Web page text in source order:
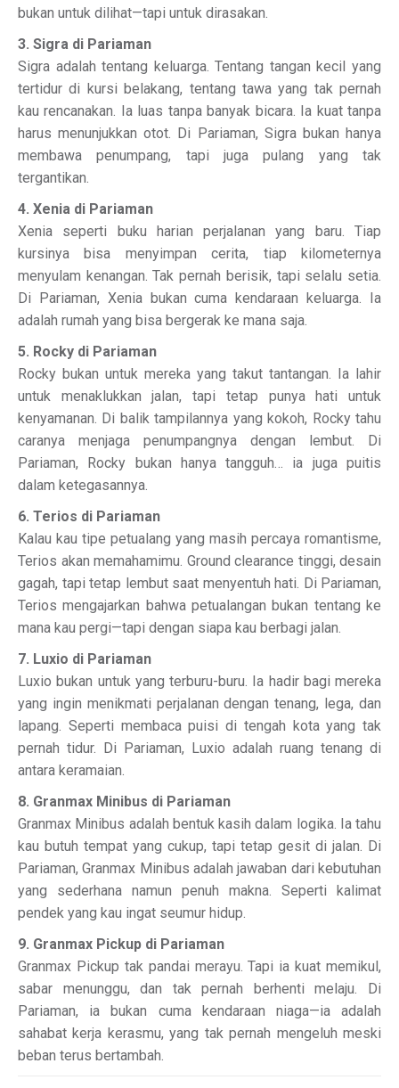
bukan untuk dilihat—tapi untuk dirasakan.
3. Sigra di Pariaman
Sigra adalah tentang keluarga. Tentang tangan kecil yang
tertidur di kursi belakang, tentang tawa yang tak pernah
kau rencanakan. Ia luas tanpa banyak bicara. Ia kuat tanpa
harus menunjukkan otot. Di Pariaman, Sigra bukan hanya
membawa penumpang, tapi juga pulang yang tak
tergantikan.
4. Xenia di Pariaman
Xenia seperti buku harian perjalanan yang baru. Tiap
kursinya bisa menyimpan cerita, tiap kilometernya
menyulam kenangan. Tak pernah berisik, tapi selalu setia.
Di Pariaman, Xenia bukan cuma kendaraan keluarga. Ia
adalah rumah yang bisa bergerak ke mana saja.
5. Rocky di Pariaman
Rocky bukan untuk mereka yang takut tantangan. Ia lahir
untuk menaklukkan jalan, tapi tetap punya hati untuk
kenyamanan. Di balik tampilannya yang kokoh, Rocky tahu
caranya menjaga penumpangnya dengan lembut. Di
Pariaman, Rocky bukan hanya tangguh… ia juga puitis
dalam ketegasannya.
6. Terios di Pariaman
Kalau kau tipe petualang yang masih percaya romantisme,
Terios akan memahamimu. Ground clearance tinggi, desain
gagah, tapi tetap lembut saat menyentuh hati. Di Pariaman,
Terios mengajarkan bahwa petualangan bukan tentang ke
mana kau pergi—tapi dengan siapa kau berbagi jalan.
7. Luxio di Pariaman
Luxio bukan untuk yang terburu-buru. Ia hadir bagi mereka
yang ingin menikmati perjalanan dengan tenang, lega, dan
lapang. Seperti membaca puisi di tengah kota yang tak
pernah tidur. Di Pariaman, Luxio adalah ruang tenang di
antara keramaian.
8. Granmax Minibus di Pariaman
Granmax Minibus adalah bentuk kasih dalam logika. Ia tahu
kau butuh tempat yang cukup, tapi tetap gesit di jalan. Di
Pariaman, Granmax Minibus adalah jawaban dari kebutuhan
yang sederhana namun penuh makna. Seperti kalimat
pendek yang kau ingat seumur hidup.
9. Granmax Pickup di Pariaman
Granmax Pickup tak pandai merayu. Tapi ia kuat memikul,
sabar menunggu, dan tak pernah berhenti melaju. Di
Pariaman, ia bukan cuma kendaraan niaga—ia adalah
sahabat kerja kerasmu, yang tak pernah mengeluh meski
beban terus bertambah.